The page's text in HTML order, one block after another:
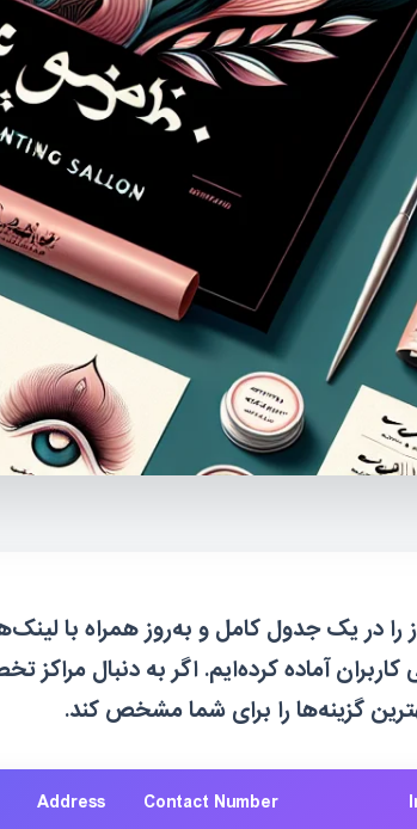
را در یک جدول کامل و به‌روز همراه با
آماده کرده‌ایم. اگر به دنبال مراکز
گزینه‌ها را برای شما مشخص کند.
Contact Number
Address